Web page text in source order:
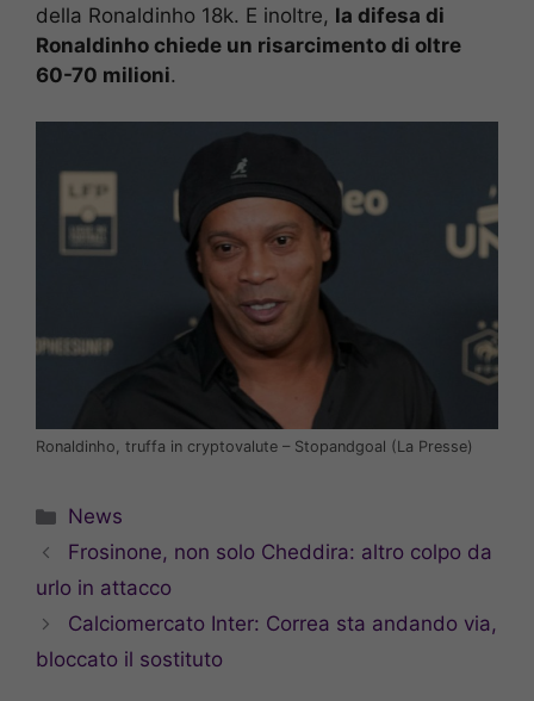
della Ronaldinho 18k. E inoltre, la difesa di
Ronaldinho chiede un risarcimento di oltre
60-70 milioni.
Ronaldinho, truffa in cryptovalute – Stopandgoal (La Presse)
Categorie
News
Frosinone, non solo Cheddira: altro colpo da
urlo in attacco
Calciomercato Inter: Correa sta andando via,
bloccato il sostituto